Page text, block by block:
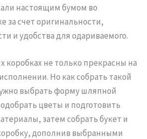
настоящим бумом во
за счет оригинальности,
и удобства для одариваемого.
коробках не только прекрасны на
Но как собрать такой
выбрать форму шляпной
цветы и подготовить
затем собрать букет и
дополнив выбранными